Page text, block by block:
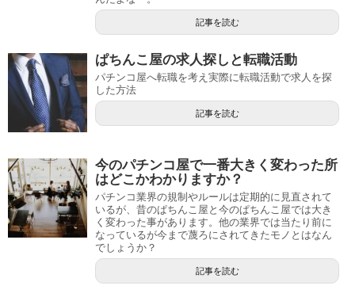
記事を読む
ぱちんこ屋の求人探しと転職活動
パチンコ屋へ転職を考え実際に転職活動で求人を探
した方法
記事を読む
今のパチンコ屋で一番大きく変わった所
はどこかわかりますか？
パチンコ業界の規制やルールは定期的に見直されて
いるが、昔のぱちんこ屋と今のぱちんこ屋では大き
く変わった事があります。他の業界では当たり前に
なっているが今まで蔑ろにされてきたモノとはなん
でしょうか？
記事を読む